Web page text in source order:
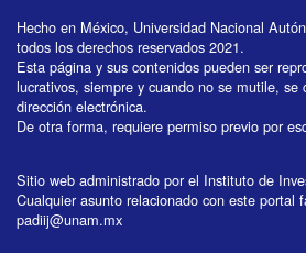
Hecho en México, Universidad Nacional
todos los derechos reservados 2021.
Esta página y sus contenidos pueden ser
lucrativos, siempre y cuando no se mutile,
dirección electrónica.
De otra forma, requiere permiso previo por
Sitio web administrado por el Instituto de
Cualquier asunto relacionado con este portal
padiij@unam.mx